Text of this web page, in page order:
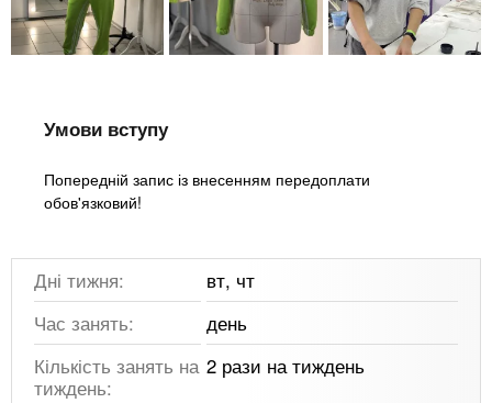
Умови вступу
Попередній запис із внесенням передоплати
обов'язковий!
Дні тижня:
вт, чт
Час занять:
день
Кількість занять на
тиждень:
2 рази на тиждень